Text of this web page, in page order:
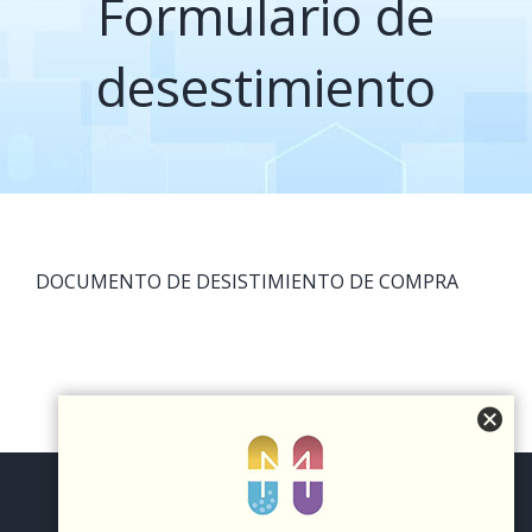
Formulario de
desestimiento
DOCUMENTO DE DESISTIMIENTO DE COMPRA